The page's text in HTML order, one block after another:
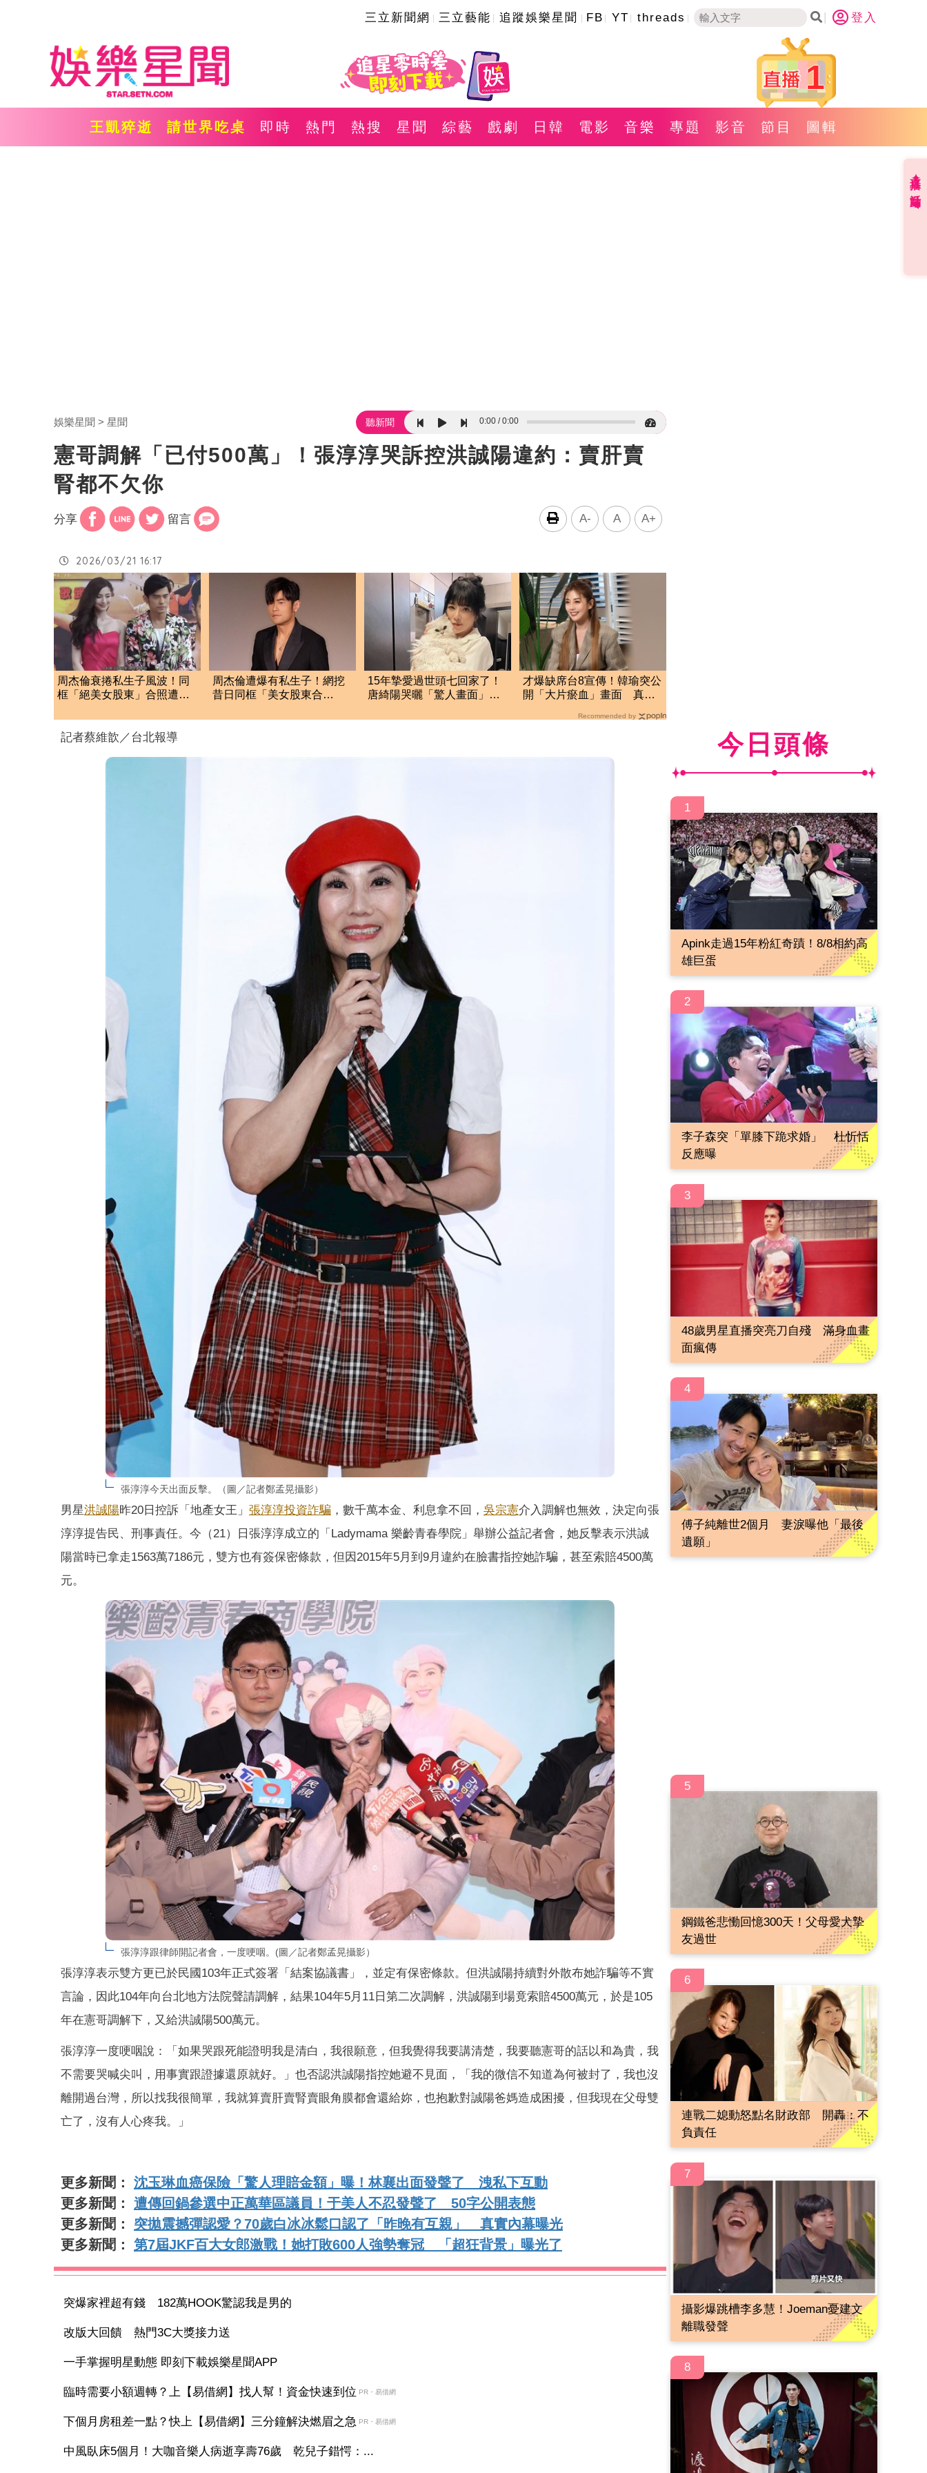
三立新聞網 三立藝能 追蹤娛樂星聞 FB YT threads 登入
1
王凱猝逝 請世界吃桌 即時 熱門 熱搜 星聞 綜藝 戲劇 日韓 電影 音樂 專題 影音 節目 圖輯
娛樂星聞 星聞 聽新聞 0:00 0:00
憲哥調解「已付500萬」！張淳淳哭訴控洪誠陽違約：賣肝賣
腎都不欠你
分享 留言 A- A A+
2026/03/21 16:17
周杰倫衰捲私生子風波！同
框「絕美女股東」合照遭瘋
周杰倫遭爆有私生子！網挖
昔日同框「美女股東合
15年摯愛過世頭七回家了！
唐綺陽哭曬「驚人畫面」惹
才爆缺席台8宣傳！韓瑜突公
開「大片瘀血」畫面 真實
Recommended by
記者蔡維歆／台北報導
張淳淳今天出面反擊。（圖／記者鄭孟晃攝影）
男星洪誠陽昨20日控訴「地產女王」 張淳淳投資詐騙 ，數千萬本金、利息拿不回， 吳宗憲介入調解也無效，決定向張
淳淳提告民、刑事責任。今（21）日張淳淳成立的「Ladymama 樂齡青春學院」舉辦公益記者會，她反擊表示洪誠
陽當時已拿走1563萬7186元，雙方也有簽保密條款，但因2015年5月到9月違約在臉書指控她詐騙，甚至索賠4500萬
元。
張淳淳跟律師開記者會，一度哽咽。(圖／記者鄭孟晃攝影）
張淳淳表示雙方更已於民國103年正式簽署「結案協議書」，並定有保密條款。但洪誠陽持續對外散布她詐騙等不實
言論，因此104年向台北地方法院聲請調解，結果104年5月11日第二次調解，洪誠陽到場竟索賠4500萬元，於是105
年在憲哥調解下，又給洪誠陽500萬元。
張淳淳一度哽咽說：「如果哭跟死能證明我是清白，我很願意，但我覺得我要講清楚，我要聽憲哥的話以和為貴，我
不需要哭喊尖叫，用事實跟證據還原就好。」也否認洪誠陽指控她避不見面，「我的微信不知道為何被封了，我也沒
離開過台灣，所以找我很簡單，我就算賣肝賣腎賣眼角膜都會還給妳，也抱歉對誠陽爸媽造成困擾，但我現在父母雙
亡了，沒有人心疼我。」
更多新聞： 沈玉琳血癌保險「驚人理賠金額」曝！林襄出面發聲了 洩私下互動
更多新聞： 遭傳回鍋參選中正萬華區議員！于美人不忍發聲了 50字公開表態
更多新聞： 突拋震撼彈認愛？70歲白冰冰鬆口認了「昨晚有互親」 真實內幕曝光
更多新聞： 第7屆JKF百大女郎激戰！她打敗600人強勢奪冠 「超狂背景」曝光了
突爆家裡超有錢 182萬HOOK驚認我是男的
改版大回饋 熱門3C大獎接力送
一手掌握明星動態 即刻下載娛樂星聞APP
臨時需要小額週轉？上【易借網】找人幫！資金快速到位 PR・易借網
下個月房租差一點？快上【易借網】三分鐘解決燃眉之急 PR・易借網
中風臥床5個月！大咖音樂人病逝享壽76歲 乾兒子錯愕：...
今日頭條
1
Apink走過15年粉紅奇蹟！8/8相約高
雄巨蛋
2
李子森突「單膝下跪求婚」 杜忻恬
反應曝
3
48歲男星直播突亮刀自殘 滿身血畫
面瘋傳
4
傅子純離世2個月 妻淚曝他「最後
遺願」
5
鋼鐵爸悲慟回憶300天！父母愛犬摯
友過世
6
連戰二媳動怒點名財政部 開轟：不
負責任
7
攝影爆跳槽李多慧！Joeman憂建文
離職發聲
8
直播✦活動